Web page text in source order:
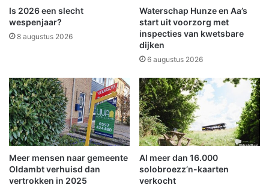
a
n
w
e
t
5
0
k
m
u
d
n
a
a
a
r
v
o
o
r
z
Is 2026 een slecht
wespenjaar?
8 augustus 2026
Waterschap Hunze en Aa’s
start uit voorzorg met
inspecties van kwetsbare
dijken
6 augustus 2026
Meer mensen naar gemeente
Oldambt verhuisd dan
vertrokken in 2025
Al meer dan 16.000
solobroezz’n-kaarten
verkocht